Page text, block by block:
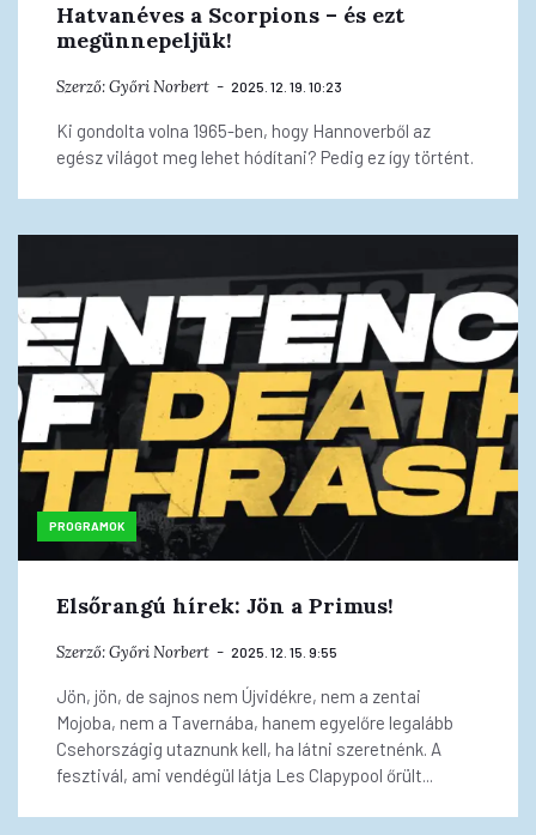
Hatvanéves a Scorpions – és ezt
megünnepeljük!
Szerző:Győri Norbert 2025. 12. 19. 10:23
Ki gondolta volna 1965-ben, hogy Hannoverből az
egész világot meg lehet hódítani? Pedig ez így történt.
PROGRAMOK
Elsőrangú hírek: Jön a Primus!
Szerző:Győri Norbert 2025. 12. 15. 9:55
Jön, jön, de sajnos nem Újvidékre, nem a zentai
Mojoba, nem a Tavernába, hanem egyelőre legalább
Csehországig utaznunk kell, ha látni szeretnénk. A
fesztivál, ami vendégül látja Les Clapypool őrült...